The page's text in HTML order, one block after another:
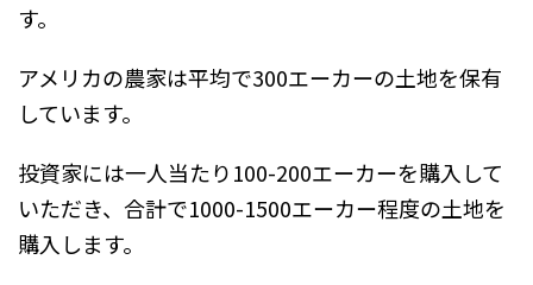
す。
アメリカの農家は平均で300エーカーの土地を保有
しています。
投資家には一人当たり100-200エーカーを購入して
いただき、合計で1000-1500エーカー程度の土地を
購入します。